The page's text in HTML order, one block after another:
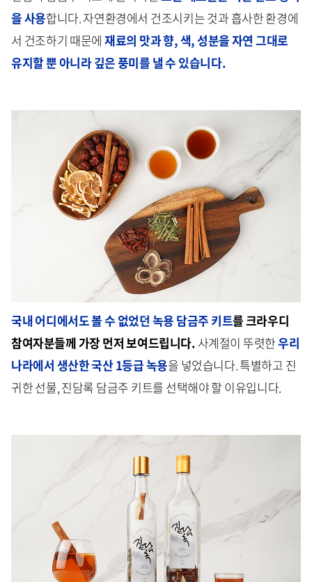
을 사용합니다. 자연환경에서 건조시키는 것과 흡사한 환경에
서 건조하기 때문에재료의 맛과 향, 색, 성분을 자연 그대로
유지할 뿐 아니라 깊은 풍미를 낼 수 있습니다.
국내 어디에서도 볼 수 없었던 녹용 담금주 키트를 크라우디
참여자분들께 가장 먼저 보여드립니다. 사계절이 뚜렷한우리
나라에서 생산한 국산 1등급 녹용을 넣었습니다. 특별하고 진
귀한 선물, 진담록 담금주 키트를 선택해야 할 이유입니다.